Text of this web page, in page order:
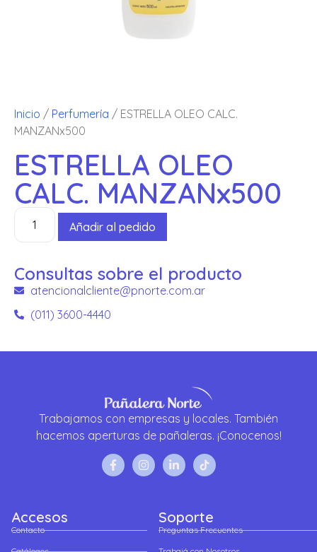
Inicio / Perfumería / ESTRELLA OLEO CALC.
MANZANx500
ESTRELLA OLEO
CALC. MANZANx500
Añadir al pedido
Consultas sobre el producto
atencionalcliente@pnorte.com.ar
(011) 3600-4440
Trabajamos con empresas y locales. También
hacemos aperturas de pañaleras. ¡Conocenos!
Accesos
Contacto
Soporte
Preguntas Frecuentes